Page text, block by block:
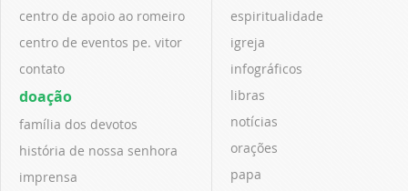
centro de apoio ao romeiro
centro de eventos pe. vitor
contato
doação
família dos devotos
história de nossa senhora
imprensa
espiritualidade
igreja
infográficos
libras
notícias
orações
papa